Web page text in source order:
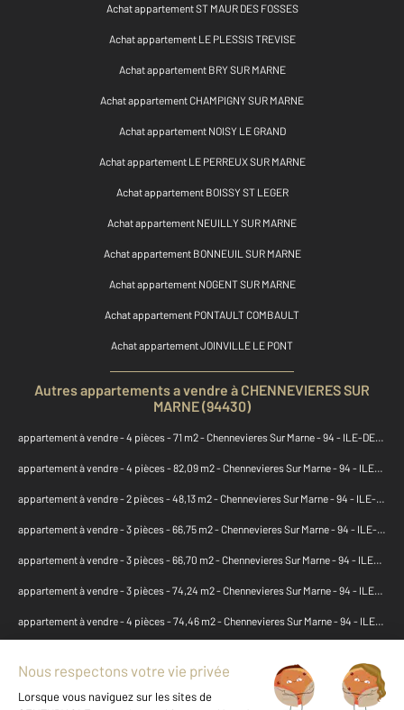
Achat appartement ST MAUR DES FOSSES
Achat appartement LE PLESSIS TREVISE
Achat appartement BRY SUR MARNE
Achat appartement CHAMPIGNY SUR MARNE
Achat appartement NOISY LE GRAND
Achat appartement LE PERREUX SUR MARNE
Achat appartement BOISSY ST LEGER
Achat appartement NEUILLY SUR MARNE
Achat appartement BONNEUIL SUR MARNE
Achat appartement NOGENT SUR MARNE
Achat appartement PONTAULT COMBAULT
Achat appartement JOINVILLE LE PONT
Autres appartements a vendre à CHENNEVIERES SUR
MARNE (94430)
appartement à vendre - 3 pièces - 66,31 m2 - Chennevieres Sur Marne - 94 - ILE-DE-FRANCE